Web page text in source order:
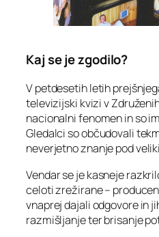
Kaj se je zgodilo?
V petdesetih letih
televizijski kvizi v
nacionalni fenomen in so
Gledalci so občudovali
neverjetno znanje pod
Vendar se je kasneje
celoti zrežirane –
vnaprej dajali odgovore in
razmišljanje ter brisanje